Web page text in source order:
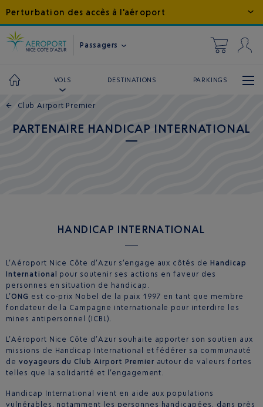
Perturbation des accès à l'aéroport
Passagers
VOLS DESTINATIONS PARKINGS
← Club Airport Premier
PARTENAIRE HANDICAP INTERNATIONAL
HANDICAP INTERNATIONAL
L’Aéroport Nice Côte d’Azur s’engage aux côtés de Handicap
International
pour soutenir ses actions en faveur des
personnes en situation de handicap.
L’ONG est co-prix Nobel de la paix 1997 en tant que membre
fondateur de la Campagne internationale pour interdire les
mines antipersonnel (ICBL).
L’Aéroport Nice Côte d’Azur souhaite apporter son soutien aux
missions de Handicap International et fédérer sa communauté
de voyageurs du Club Airport Premier autour de valeurs fortes
telles que la solidarité et l’engagement.
Handicap International vient en aide aux populations
vulnérables, notamment les personnes handicapées, dans près